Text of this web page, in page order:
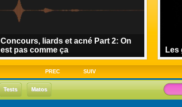
Concours, liards et acné Part 2: On
est pas comme ça
Les
PREC SUIV
Tests Matos